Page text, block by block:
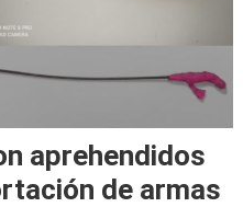
aprehendidos
de armas